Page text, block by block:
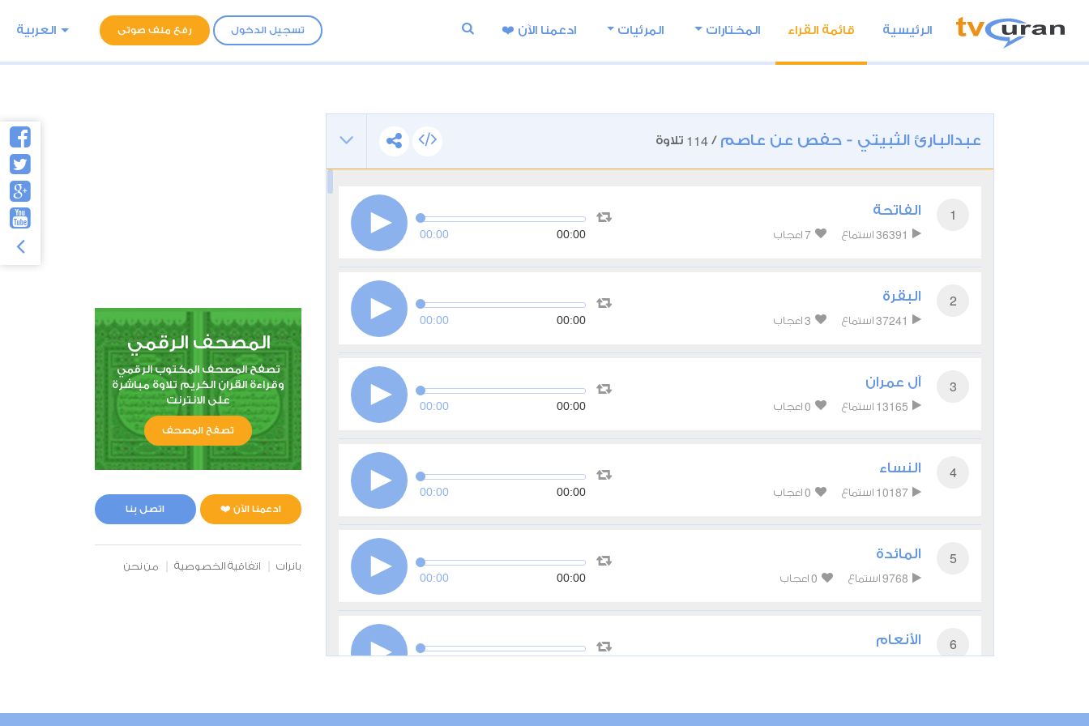
تسجيل الدخول رفع ملف صوتى العربية الرئيسية قائمة القراء المختارات المرئيات ادعمنا اﻵن ❤️
عبدالبارئ الثبيتي - حفص عن عاصم /
114 تلاوة
1 الفاتحة
36391 استماع 7 اعجاب 00:00 00:00
2 البقرة
37241 استماع 3 اعجاب 00:00 00:00
3 آل عمران
13165 استماع 0 اعجاب 00:00 00:00
4 النساء
10187 استماع 0 اعجاب 00:00 00:00
5 المائدة
9768 استماع 0 اعجاب 00:00 00:00
6 الأنعام
المصحف الرقمي
تصفح المصحف المكتوب الرقمي
وقراءة القران الكريم تلاوة مباشرة
على الانترنت
تصفح المصحف
ادعمنا الآن ❤️ اتصل بنا
بانرات اتفاقية الخصوصية من نحن